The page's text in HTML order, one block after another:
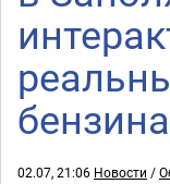
02.07, 21:06 Новости /